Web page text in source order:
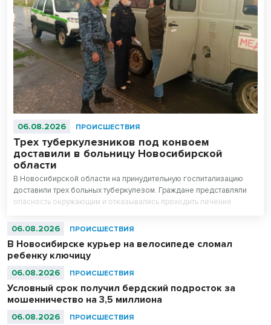
06.08.2026 ПРОИСШЕСТВИЯ
Трех туберкулезников под конвоем
доставили в больницу Новосибирской
области
В Новосибирской области на принудительную госпитализацию
доставили трех больных туберкулезом. Граждане представляли
опасность окружающим и отказывались проходить лечение.
06.08.2026 ПРОИСШЕСТВИЯ
В Новосибирске курьер на велосипеде сломал
ребенку ключицу
06.08.2026 ПРОИСШЕСТВИЯ
Условный срок получил бердский подросток за
мошенничество на 3,5 миллиона
06.08.2026 ПРОИСШЕСТВИЯ